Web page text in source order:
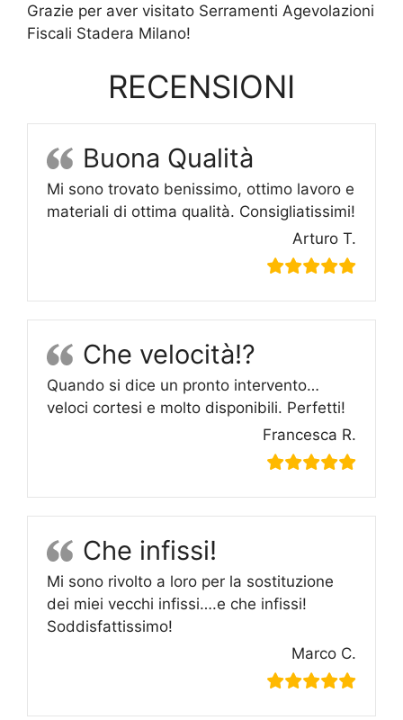
Grazie per aver visitato Serramenti Agevolazioni
Fiscali Stadera Milano!
RECENSIONI
Buona Qualità
Mi sono trovato benissimo, ottimo lavoro e
materiali di ottima qualità. Consigliatissimi!
Arturo T.
Che velocità!?
Quando si dice un pronto intervento…
veloci cortesi e molto disponibili. Perfetti!
Francesca R.
Che infissi!
Mi sono rivolto a loro per la sostituzione
dei miei vecchi infissi….e che infissi!
Soddisfattissimo!
Marco C.